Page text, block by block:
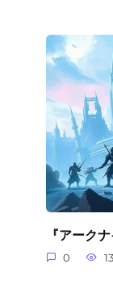
『アーク
0